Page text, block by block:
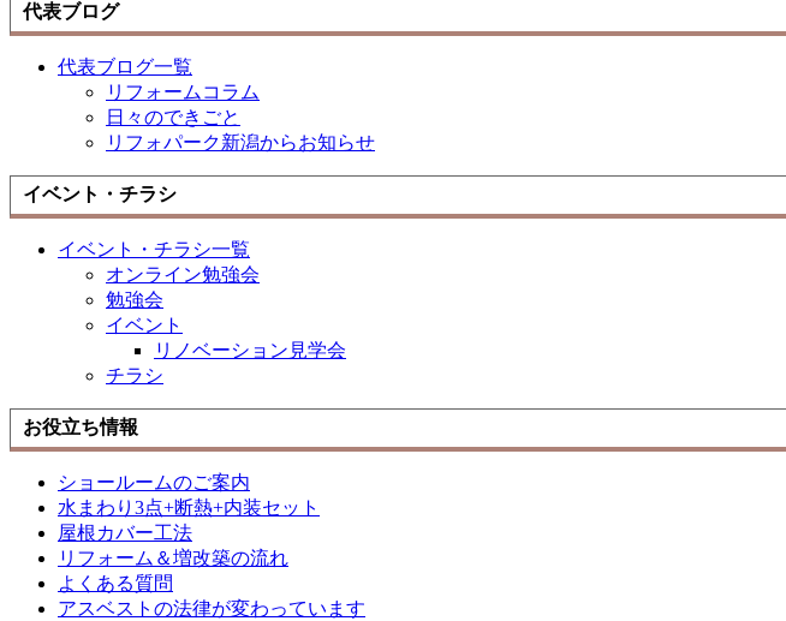
代表ブログ
代表ブログ一覧
リフォームコラム
日々のできごと
リフォパーク新潟からお知らせ
イベント・チラシ
イベント・チラシ一覧
オンライン勉強会
勉強会
イベント
リノベーション見学会
チラシ
お役立ち情報
ショールームのご案内
水まわり3点+断熱+内装セット
屋根カバー工法
リフォーム＆増改築の流れ
よくある質問
アスベストの法律が変わっています